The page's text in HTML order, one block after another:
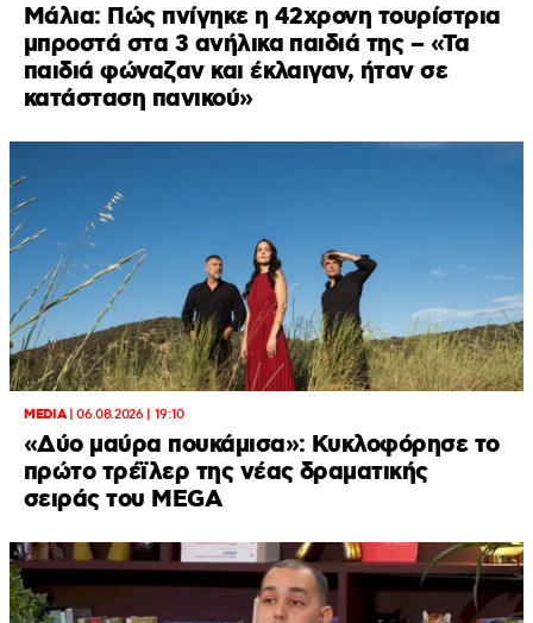
Μάλια: Πώς πνίγηκε η 42χρονη τουρίστρια
μπροστά στα 3 ανήλικα παιδιά της – «Τα
παιδιά φώναζαν και έκλαιγαν, ήταν σε
κατάσταση πανικού»
MEDIA|06.08.2026 | 19:10
«Δύο μαύρα πουκάμισα»: Κυκλοφόρησε το
πρώτο τρέϊλερ της νέας δραματικής
σειράς του MEGA